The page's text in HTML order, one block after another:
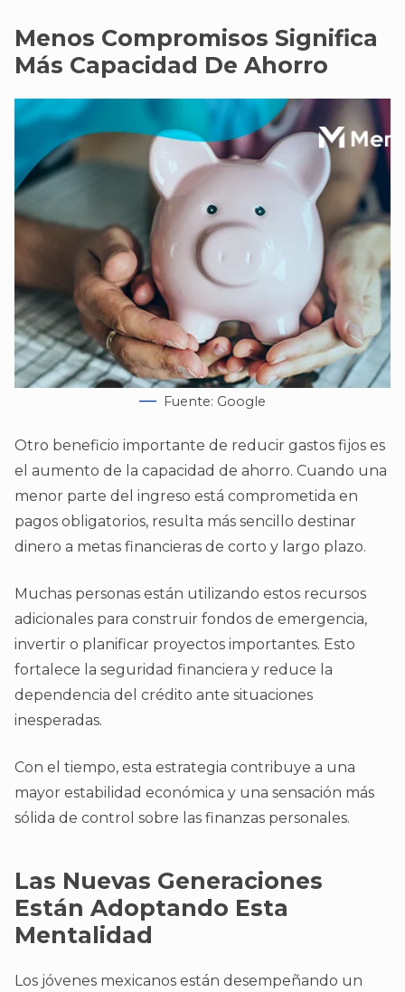
Menos Compromisos Significa
Más Capacidad De Ahorro
Fuente: Google
Otro beneficio importante de reducir gastos fijos es
el aumento de la capacidad de ahorro. Cuando una
menor parte del ingreso está comprometida en
pagos obligatorios, resulta más sencillo destinar
dinero a metas financieras de corto y largo plazo.
Muchas personas están utilizando estos recursos
adicionales para construir fondos de emergencia,
invertir o planificar proyectos importantes. Esto
fortalece la seguridad financiera y reduce la
dependencia del crédito ante situaciones
inesperadas.
Con el tiempo, esta estrategia contribuye a una
mayor estabilidad económica y una sensación más
sólida de control sobre las finanzas personales.
Las Nuevas Generaciones
Están Adoptando Esta
Mentalidad
Los jóvenes mexicanos están desempeñando un